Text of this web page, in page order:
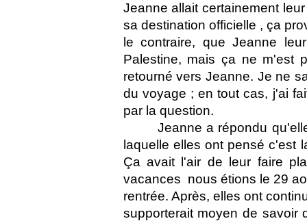
Jeanne allait certainement
sa destination officielle , ça
le contraire, que Jeanne
Palestine, mais ça ne m'est
retourné vers Jeanne. Je ne
du voyage ; en tout cas, j'ai
par la question.
Jeanne a répondu
laquelle elles ont pensé c'est
Ça avait l'air de leur faire
vacances  nous étions le 29
rentrée. Après, elles ont
supporterait moyen de savoir